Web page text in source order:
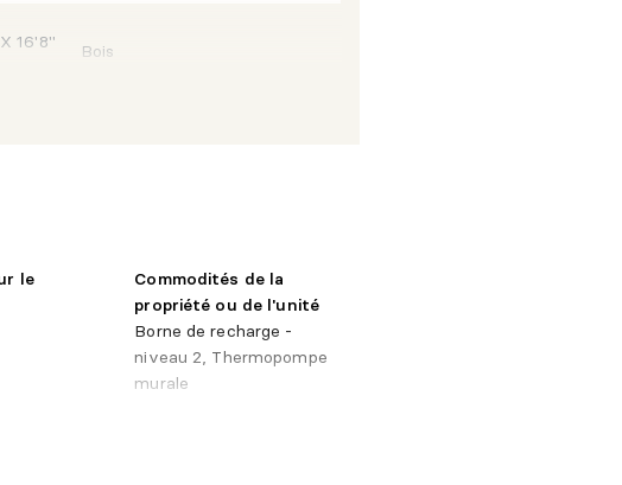
16'8"
Bois
irr.
le
Commodités de la
propriété ou de l'unité
Borne de recharge -
niveau 2, Thermopompe
murale